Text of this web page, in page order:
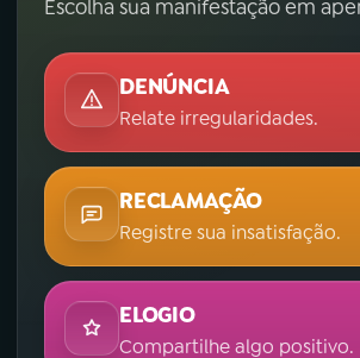
Escolha sua manifestação em
DENÚNCIA
Relate irregularidades.
RECLAMAÇÃO
Registre sua insatisfação.
ELOGIO
Compartilhe algo positivo.